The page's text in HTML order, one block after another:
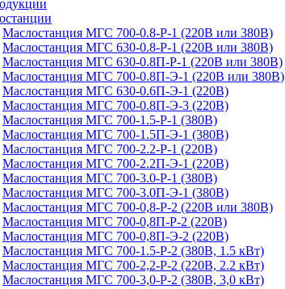
Маслостанция МГС 700-0.8-Р-1 (220В или 380В)
Маслостанция МГС 630-0.8-Р-1 (220В или 380В)
Маслостанция МГС 630-0.8П-Р-1 (220В или 380В)
Маслостанция МГС 700-0.8П-Э-1 (220В или 380В)
Маслостанция МГС 630-0.6П-Э-1 (220В)
Маслостанция МГС 700-0.8П-Э-3 (220В)
Маслостанция МГС 700-1.5-Р-1 (380В)
Маслостанция МГС 700-1.5П-Э-1 (380В)
Маслостанция МГС 700-2.2-Р-1 (220В)
Маслостанция МГС 700-2.2П-Э-1 (220В)
Маслостанция МГС 700-3.0-Р-1 (380В)
Маслостанция МГС 700-3.0П-Э-1 (380В)
Маслостанция МГС 700-0,8-Р-2 (220В или 380В)
Маслостанция МГС 700-0,8П-Р-2 (220В)
Маслостанция МГС 700-0,8П-Э-2 (220В)
Маслостанция МГС 700-1.5-Р-2 (380В, 1.5 кВт)
Маслостанция МГС 700-2,2-Р-2 (220В, 2.2 кВт)
Маслостанция МГС 700-3,0-Р-2 (380В, 3,0 кВт)